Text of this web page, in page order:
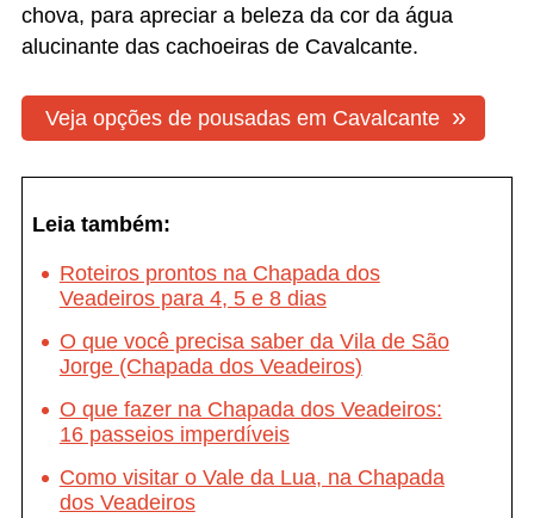
Jornalista, baiana, mas há mais de 20 anos moradora do
Rio de Janeiro. Nos seus 40 anos de vida, já viajou
do mundo e viciada em pesquisar novos destinos.
Comentários